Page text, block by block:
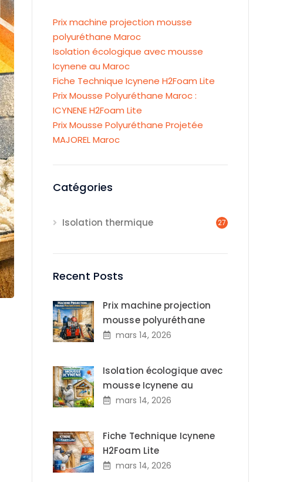
Prix machine projection mousse
polyuréthane Maroc
Isolation écologique avec mousse
Icynene au Maroc
Fiche Technique Icynene H2Foam Lite
Prix Mousse Polyuréthane Maroc :
ICYNENE H2Foam Lite
Prix Mousse Polyuréthane Projetée
MAJOREL Maroc
Catégories
Isolation thermique 27
Recent Posts
Prix machine projection
mousse polyuréthane
mars 14, 2026
Isolation écologique avec
mousse Icynene au
mars 14, 2026
Fiche Technique Icynene
H2Foam Lite
mars 14, 2026